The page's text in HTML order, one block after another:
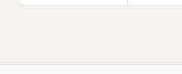
了證明自己沒有「隆乳」，真的召開了一場泳